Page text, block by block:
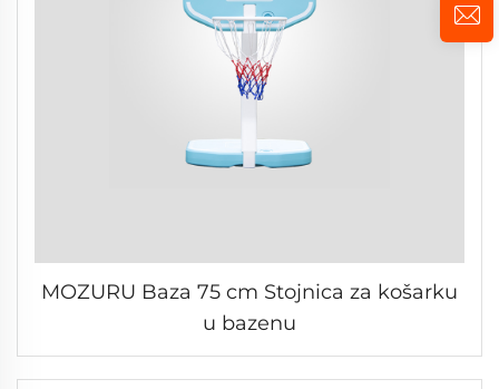
MOZURU Baza 75 cm Stojnica za košarku
u bazenu